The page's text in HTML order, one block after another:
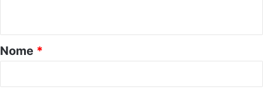
o
*
Nome *